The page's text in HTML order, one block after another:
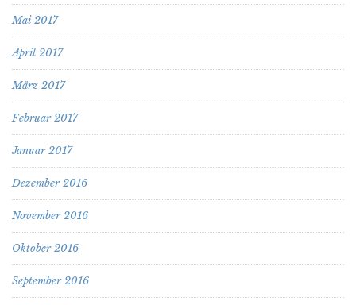
Mai 2017
April 2017
März 2017
Februar 2017
Januar 2017
Dezember 2016
November 2016
Oktober 2016
September 2016